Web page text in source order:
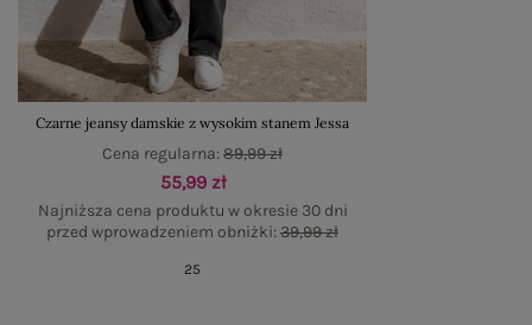
Czarne jeansy damskie z wysokim stanem Jessa
55,99 zł
Najniższa cena produktu w okresie 30 dni
przed wprowadzeniem obniżki:39,99 zł
Cena regularna:89,99 zł
25